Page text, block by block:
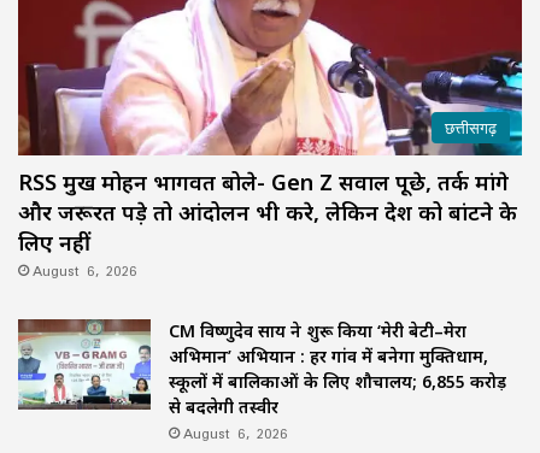
छत्तीसगढ़
RSS प्रमुख मोहन भागवत बोले- Gen Z सवाल पूछे, तर्क मांगे
और जरूरत पड़े तो आंदोलन भी करे, लेकिन देश को बांटने के
लिए नहीं
August 6, 2026
CM विष्णुदेव साय ने शुरू किया ‘मेरी बेटी–मेरा
अभिमान’ अभियान : हर गांव में बनेगा मुक्तिधाम,
स्कूलों में बालिकाओं के लिए शौचालय; 6,855 करोड़
से बदलेगी तस्वीर
August 6, 2026